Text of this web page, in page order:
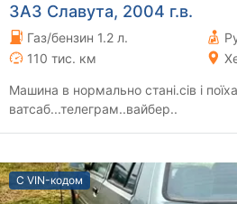
ЗАЗ Славута, 2004 г.в.
Газ/бензин 1.2 л.
110 тис. км
Машина в нормально стані.сів і
ватсаб...телеграм..вайбер..
С VIN-кодом